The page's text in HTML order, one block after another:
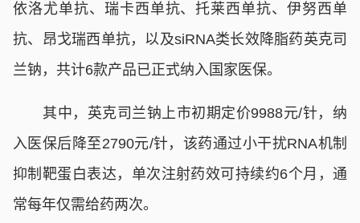
依洛尤单抗、瑞卡西单抗、托莱西单抗、伊努西单
抗、昂戈瑞西单抗，以及siRNA类长效降脂药英克司
兰钠，共计6款产品已正式纳入国家医保。
其中，英克司兰钠上市初期定价9988元/针，纳
入医保后降至2790元/针，该药通过小干扰RNA机制
抑制靶蛋白表达，单次注射药效可持续约6个月，通
常每年仅需给药两次。